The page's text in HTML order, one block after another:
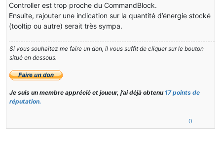
Controller est trop proche du CommandBlock.
Ensuite, rajouter une indication sur la quantité d’énergie stocké
(tooltip ou autre) serait très sympa.
Si vous souhaitez me faire un don, il vous suffit de cliquer sur le bouton
situé en dessous.
Je suis un membre apprécié et joueur, j’ai déjà obtenu 17 points de
réputation.
0